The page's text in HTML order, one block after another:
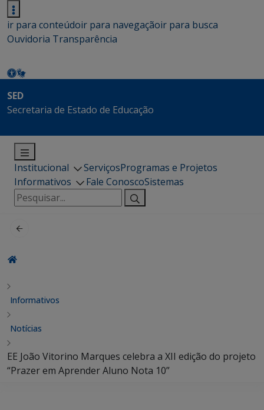
ir para conteúdoir para navegaçãoir para busca
Ouvidoria Transparência
SED
Secretaria de Estado de Educação
Institucional ServiçosProgramas e Projetos
Informativos
Fale ConoscoSistemas
Pesquisar
por:
Informativos
Notícias
EE João Vitorino Marques celebra a XII edição do projeto
“Prazer em Aprender Aluno Nota 10”